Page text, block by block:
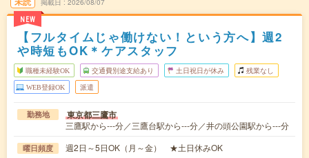
NEW
【フルタイムじゃ働けない！という方へ】週2
や時短もOK＊ケアスタッフ
職種未経験OK 交通費別途支給あり 土日祝日が休み 残業なし
WEB登録OK 派遣
勤務地 東京都三鷹市
三鷹駅から---分／三鷹台駅から---分／井の頭公園駅から---分
曜日頻度 週2日～5日OK（月～金） ★土日休みOK